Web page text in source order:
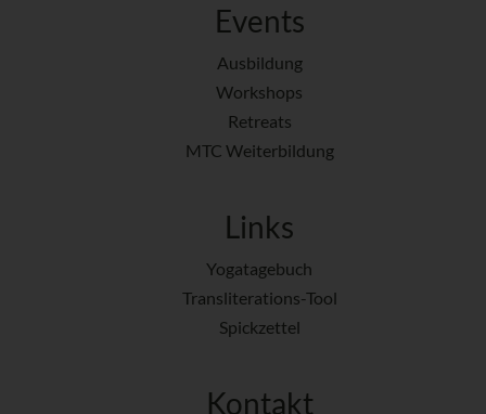
Events
Ausbildung
Workshops
Retreats
MTC Weiterbildung
Links
Yogatagebuch
Transliterations-Tool
Spickzettel
Kontakt